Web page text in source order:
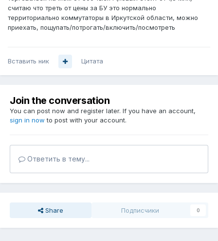
считаю что треть от цены за БУ это нормально
территориально коммутаторы в Иркутской области, можно
приехать, пощупать/потрогать/включить/посмотреть
Вставить ник Цитата
Join the conversation
You can post now and register later. If you have an account,
sign in now to post with your account.
Ответить в тему...
Share Подписчики 0